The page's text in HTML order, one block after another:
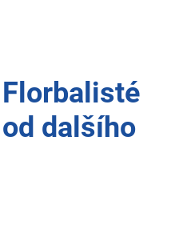
Florbalisté
dalšího